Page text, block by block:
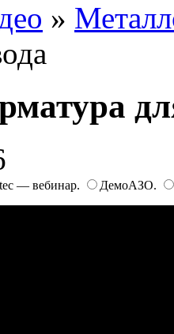
»
— вебинар. ДемоАЗО.